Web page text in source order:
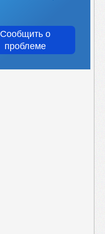
Сообщить о
проблеме